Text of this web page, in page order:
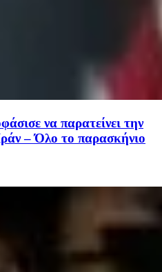
να παρατείνει την
– Όλο το παρασκήνιο